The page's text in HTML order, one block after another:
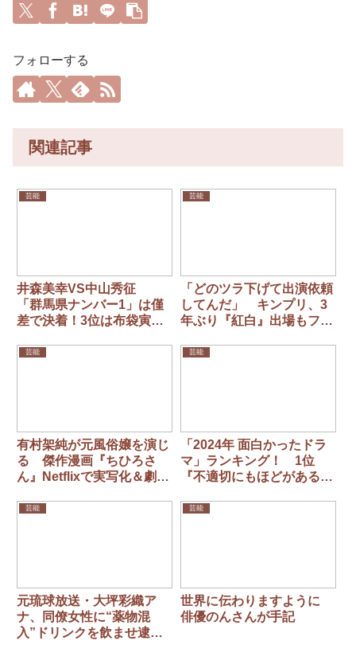
フォローする
関連記事
芸能
井森美幸VS中山秀征
「群馬県ナンバー1」は僅
差で決着！3位は布袋寅
氷室京介
芸能
「どのツラ下げて出演依頼
してんだ」 キンプリ、3
年ぶり『紅白』出場もファ
のトイレ報道
芸能
有村架純が元風俗嬢を演じ
る 傑作漫画『ちひろさ
ん』Netflixで実写化＆劇場
芸能
「2024年 面白かったドラ
マ」ランキング！ 1位
『不適切にもほどがある！
る君へ』、3位『相棒』
芸能
元琉球放送・大坪彩織ア
ナ、同僚女性に“薬物混
入”ドリンクを飲ませ逮
芸能
世界に伝わりますように
俳優のんさんが手記